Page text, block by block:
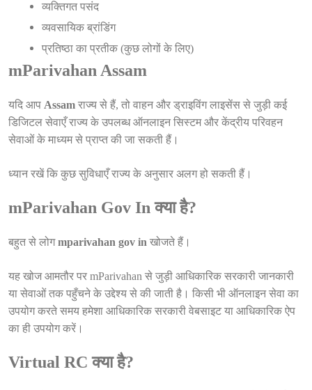
व्यक्तिगत पसंद
व्यवसायिक ब्रांडिंग
प्रतिष्ठा का प्रतीक (कुछ लोगों के लिए)
mParivahan Assam
यदि आप Assam राज्य से हैं, तो वाहन और ड्राइविंग लाइसेंस से जुड़ी कई
डिजिटल सेवाएँ राज्य के उपलब्ध ऑनलाइन सिस्टम और केंद्रीय परिवहन
सेवाओं के माध्यम से प्राप्त की जा सकती हैं।
ध्यान रखें कि कुछ सुविधाएँ राज्य के अनुसार अलग हो सकती हैं।
mParivahan Gov In क्या है?
बहुत से लोगmparivahan gov in खोजते हैं।
यह खोज आमतौर पर mParivahan से जुड़ी आधिकारिक सरकारी जानकारी
या सेवाओं तक पहुँचने के उद्देश्य से की जाती है। किसी भी ऑनलाइन सेवा का
उपयोग करते समय हमेशा आधिकारिक सरकारी वेबसाइट या आधिकारिक ऐप
का ही उपयोग करें।
Virtual RC क्या है?